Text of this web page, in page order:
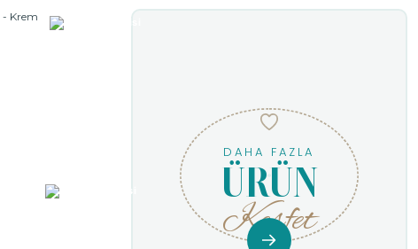
DAHA FAZLA
ÜRÜN
Keşfet